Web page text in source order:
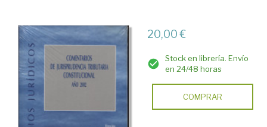
20,00 €
Stock en librería. Envío
en 24/48 horas
COMPRAR